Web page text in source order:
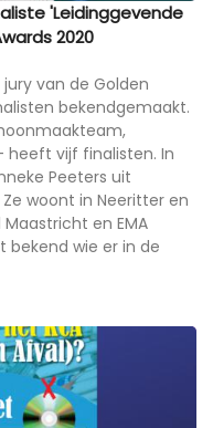
'Leidinggevende
2020
van de Golden
bekendgemaakt.
heeft vijf finalisten. In
Peeters uit
woont in Neeritter en
en EMA
bekend wie er in de